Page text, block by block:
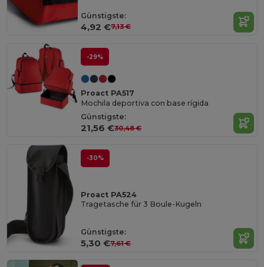
Günstigste:
4,92 €7,13 €
-29%
Proact PA517
Mochila deportiva con base rígida
Günstigste:
21,56 €30,48 €
-30%
Proact PA524
Tragetasche für 3 Boule-Kugeln
Günstigste:
5,30 €7,61 €